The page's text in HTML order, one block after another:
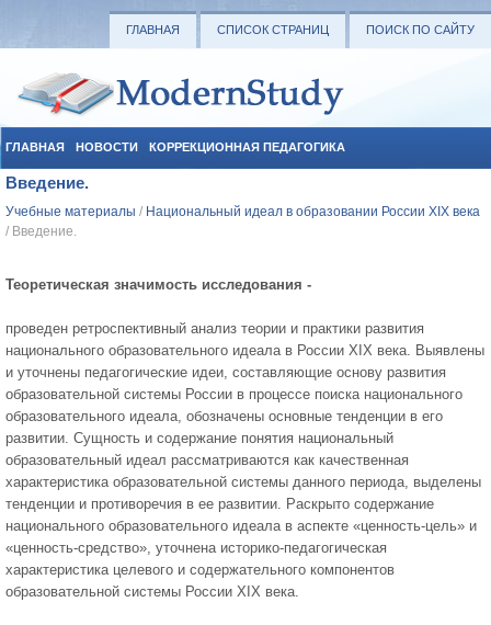
ГЛАВНАЯ СПИСОК СТРАНИЦ ПОИСК ПО САЙТУ
ГЛАВНАЯ НОВОСТИ КОРРЕКЦИОННАЯ ПЕДАГОГИКА
СОЦИАЛЬНАЯ ПЕДАГОГИКА
Введение.
Учебные материалы / Национальный идеал в образовании России XIX века
/ Введение.
Теоретическая значимость исследования -
проведен ретроспективный анализ теории и практики развития
национального образовательного идеала в России XIX века. Выявлены
и уточнены педагогические идеи, составляющие основу развития
образовательной системы России в процессе поиска национального
образовательного идеала, обозначены основные тенденции в его
развитии. Сущность и содержание понятия национальный
образовательный идеал рассматриваются как качественная
характеристика образовательной системы данного периода, выделены
тенденции и противоречия в ее развитии. Раскрыто содержание
национального образовательного идеала в аспекте «ценность-цель» и
«ценность-средство», уточнена историко-педагогическая
характеристика целевого и содержательного компонентов
образовательной системы России XIX века.